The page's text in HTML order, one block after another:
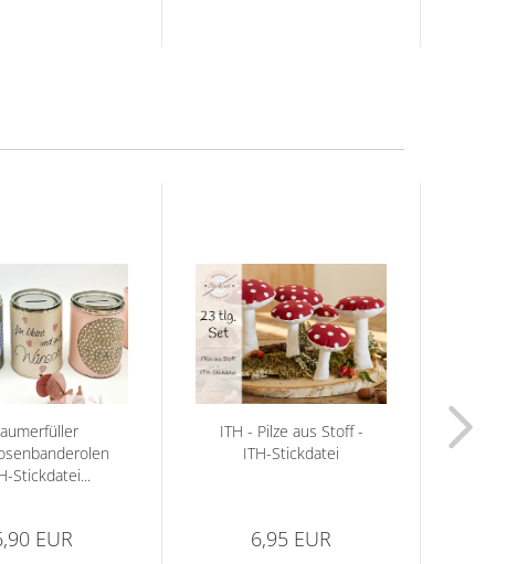
Stickdatei...
EUR
ITH - Pilze aus Stoff -
ITH-Stickdatei
6,95 EUR